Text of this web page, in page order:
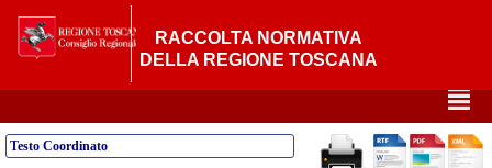
RACCOLTA NORMATIVA
DELLA REGIONE TOSCANA
²
Testo Coordinato